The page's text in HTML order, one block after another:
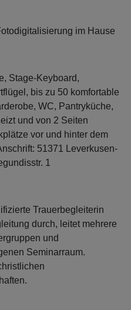
im Hause
Stage-Keyboard,
bis zu 50 komfortable
WC, Pantryküche,
und von 2 Seiten
vor und hinter dem
51371 Leverkusen-
1
Trauerbegleiterin
durch, leitet mehrere
und
Seminarraum.